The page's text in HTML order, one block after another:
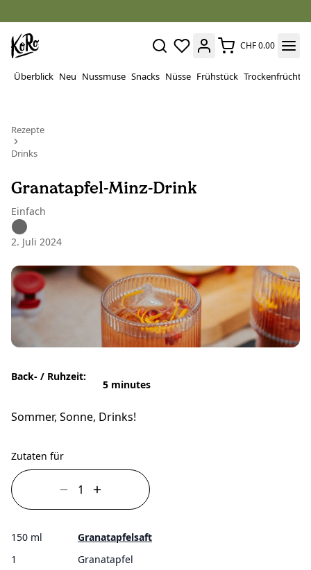
CHF 0.00
Überblick Neu Nussmuse Snacks Nüsse Frühstück Trockenfrüchte
Rezepte
Drinks
Granatapfel-Minz-Drink
Einfach
2. Juli 2024
Back- / Ruhzeit:
5 minutes
Sommer, Sonne, Drinks!
Zutaten für
150 ml
Granatapfelsaft
1
Granatapfel